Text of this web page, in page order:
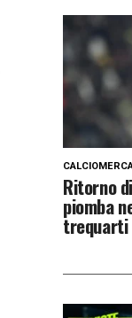
Ritorno
piomba
trequarti